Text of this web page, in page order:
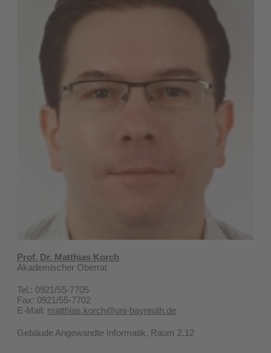
Prof. Dr. Matthias Korch
Akademischer Oberrat
Tel.: 0921/55-7705
Fax: 0921/55-7702
E-Mail: matthias.korch@uni-bayreuth.de
Gebäude Angewandte Informatik, Raum 2.12